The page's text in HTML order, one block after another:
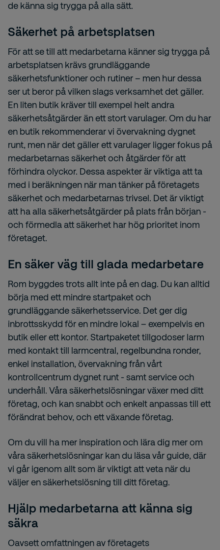
de känna sig trygga på alla sätt.
Säkerhet på arbetsplatsen
För att se till att medarbetarna känner sig trygga på
arbetsplatsen krävs grundläggande
säkerhetsfunktioner och rutiner – men hur dessa
ser ut beror på vilken slags verksamhet det gäller.
En liten butik kräver till exempel helt andra
säkerhetsåtgärder än ett stort varulager. Om du har
en butik rekommenderar vi övervakning dygnet
runt, men när det gäller ett varulager ligger fokus på
medarbetarnas säkerhet och åtgärder för att
förhindra olyckor. Dessa aspekter är viktiga att ta
med i beräkningen när man tänker på företagets
säkerhet och medarbetarnas trivsel. Det är viktigt
att ha alla säkerhetsåtgärder på plats från början -
och förmedla att säkerhet har hög prioritet inom
företaget.
En säker väg till glada medarbetare
Rom byggdes trots allt inte på en dag. Du kan alltid
börja med ett mindre startpaket och
grundläggande säkerhetsservice. Det ger dig
inbrottsskydd för en mindre lokal – exempelvis en
butik eller ett kontor. Startpaketet tillgodoser larm
med kontakt till larmcentral, regelbundna ronder,
enkel installation, övervakning från vårt
kontrollcentrum dygnet runt - samt service och
underhåll. Våra säkerhetslösningar växer med ditt
företag, och kan snabbt och enkelt anpassas till ett
förändrat behov, och ett växande företag.
Om du vill ha mer inspiration och lära dig mer om
våra säkerhetslösningar kan du läsa vår guide, där
vi går igenom allt som är viktigt att veta när du
väljer en säkerhetslösning till ditt företag.
Hjälp medarbetarna att känna sig
säkra
Oavsett omfattningen av företagets